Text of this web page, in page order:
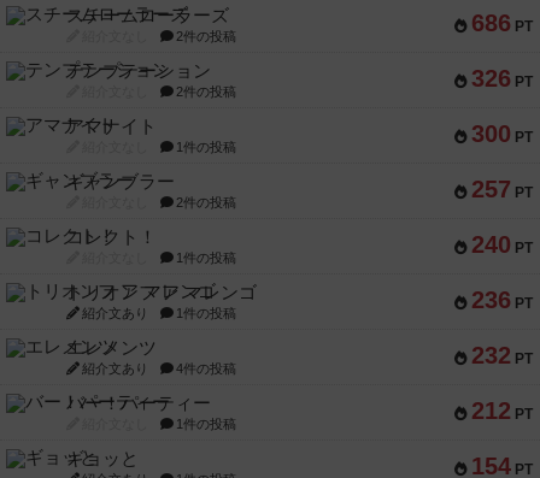
686 PT
スチームローラーズ
2件の投稿
326 PT
テンプテーション
2件の投稿
300 PT
アマナイト
1件の投稿
257 PT
ギャンブラー
2件の投稿
240 PT
コレクト！
1件の投稿
236 PT
トリオンフ ア マレンゴ
紹介文あり 1件の投稿
232 PT
エレメンツ
紹介文あり 4件の投稿
212 PT
バー！パーティー
1件の投稿
154 PT
ギョッと